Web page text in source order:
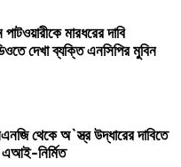
পাটওয়ারীকে মারধরের দাবি
দেখা ব্যক্তি এনসিপির মুবিন
থেকে অ`স্ত্র উদ্ধারের দাবিতে
এআই-নির্মিত